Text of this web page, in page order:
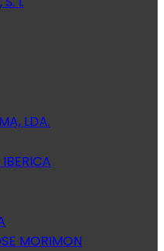
LDA.
MORIMON